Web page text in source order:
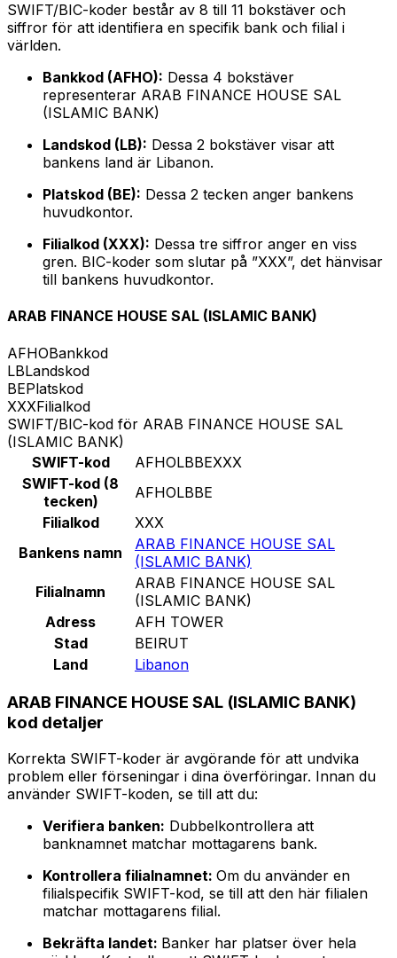
SWIFT/BIC-koder består av 8 till 11 bokstäver och
siffror för att identifiera en specifik bank och filial i
världen.
Bankkod (AFHO): Dessa 4 bokstäver
representerar ARAB FINANCE HOUSE SAL
(ISLAMIC BANK)
Landskod (LB): Dessa 2 bokstäver visar att
bankens land är Libanon.
Platskod (BE): Dessa 2 tecken anger bankens
huvudkontor.
Filialkod (XXX): Dessa tre siffror anger en viss
gren. BIC-koder som slutar på ”XXX”, det hänvisar
till bankens huvudkontor.
ARAB FINANCE HOUSE SAL (ISLAMIC BANK)
AFHOBankkod
LBLandskod
BEPlatskod
XXXFilialkod
SWIFT/BIC-kod för ARAB FINANCE HOUSE SAL
(ISLAMIC BANK)
SWIFT-kod
AFHOLBBEXXX
SWIFT-kod (8
tecken)
AFHOLBBE
Filialkod
XXX
Bankens namn
ARAB FINANCE HOUSE SAL
(ISLAMIC BANK)
Filialnamn
ARAB FINANCE HOUSE SAL
(ISLAMIC BANK)
Adress
AFH TOWER
Stad
BEIRUT
Land
Libanon
ARAB FINANCE HOUSE SAL (ISLAMIC BANK)
kod detaljer
Korrekta SWIFT-koder är avgörande för att undvika
problem eller förseningar i dina överföringar. Innan du
använder SWIFT-koden, se till att du:
Verifiera banken: Dubbelkontrollera att
banknamnet matchar mottagarens bank.
Kontrollera filialnamnet: Om du använder en
filialspecifik SWIFT-kod, se till att den här filialen
matchar mottagarens filial.
Bekräfta landet: Banker har platser över hela